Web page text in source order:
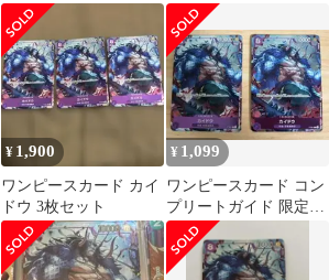
ードセット
¥ 1,900
ワンピースカード カイ
ドウ 3枚セット
¥ 1,099
ワンピースカード コン
プリートガイド 限定カ
ード カイドウ 2枚